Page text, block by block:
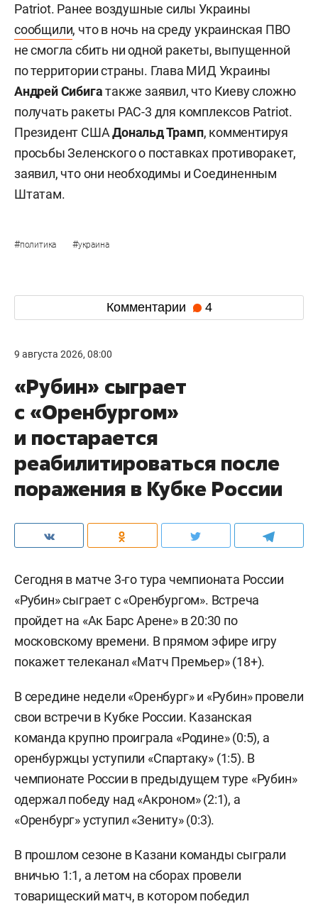
Patriot. Ранее воздушные силы Украины
сообщили, что в ночь на среду украинская ПВО
не смогла сбить ни одной ракеты, выпущенной
по территории страны. Глава МИД Украины
Андрей Сибигатакже заявил, что Киеву сложно
получать ракеты PAC-3 для комплексов Patriot.
Президент СШАДональд Трамп, комментируя
просьбы Зеленского о поставках противоракет,
заявил, что они необходимы и Соединенным
Штатам.
#политика #украина
Комментарии 4
9 августа 2026, 08:00
«Рубин» сыграет
с «Оренбургом»
и постарается
реабилитироваться после
поражения в Кубке России
Сегодня в матче 3-го тура чемпионата России
«Рубин» сыграет с «Оренбургом». Встреча
пройдет на «Ак Барс Арене» в 20:30 по
московскому времени. В прямом эфире игру
покажет телеканал «Матч Премьер» (18+).
В середине недели «Оренбург» и «Рубин» провели
свои встречи в Кубке России. Казанская
команда крупно проиграла «Родине» (0:5), а
оренбуржцы уступили «Спартаку» (1:5). В
чемпионате России в предыдущем туре «Рубин»
одержал победу над «Акроном» (2:1), а
«Оренбург» уступил «Зениту» (0:3).
В прошлом сезоне в Казани команды сыграли
вничью 1:1, а летом на сборах провели
товарищеский матч, в котором победил